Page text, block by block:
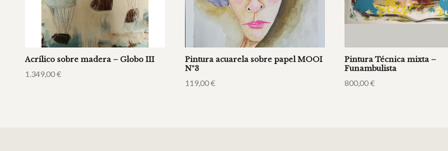
Acrílico sobre madera – Globo III
1.349,00€
Pintura acuarela sobre papel MOOI
Nº3
119,00€
Pintura Técnica mixta –
Funambulista
800,00€